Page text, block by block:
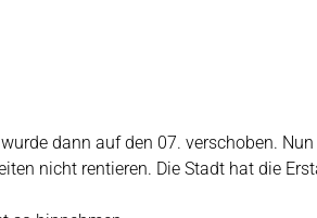
dann auf den 07. verschoben.
nicht rentieren. Die Stadt hat die